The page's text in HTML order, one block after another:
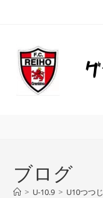
ブログ
> U-10.9 > U10つつ